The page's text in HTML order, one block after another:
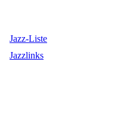
Jazz-Liste
Jazzlinks